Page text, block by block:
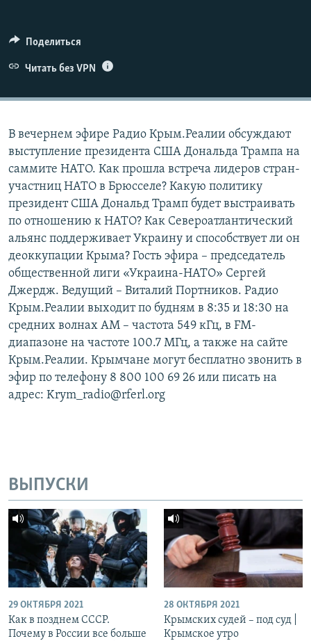
КРЫМ.НЕПОКОРЕННЫЙ
ELIFBE
Поделиться
Читать без VPN
В вечернем эфире Радио Крым.Реалии обсуждают
выступление президента США Дональда Трампа на
саммите НАТО. Как прошла встреча лидеров стран-
участниц НАТО в Брюсселе? Какую политику
президент США Дональд Трамп будет выстраивать
по отношению к НАТО? Как Североатлантический
альянс поддерживает Украину и способствует ли он
деоккупации Крыма? Гость эфира – председатель
общественной лиги «Украина-НАТО» Сергей
Джердж. Ведущий – Виталий Портников. Радио
Крым.Реалии выходит по будням в 8:35 и 18:30 на
средних волнах АМ – частота 549 кГц, в FM-
диапазоне на частоте 100.7 МГц, а также на сайте
Крым.Реалии. Крымчане могут бесплатно звонить в
эфир по телефону 8 800 100 69 26 или писать на
адрес: Krym_radio@rferl.org
ВЫПУСКИ
29 ОКТЯБРЯ 2021
Как в позднем СССР.
Почему в России все больше
28 ОКТЯБРЯ 2021
Крымских судей – под суд |
Крымское утро